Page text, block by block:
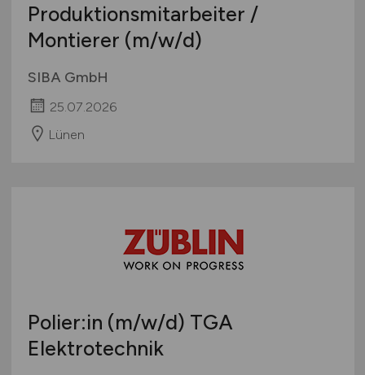
Produktionsmitarbeiter /
Montierer (m/w/d)
SIBA GmbH
25.07.2026
Lünen
Polier:in (m/w/d) TGA
Elektrotechnik